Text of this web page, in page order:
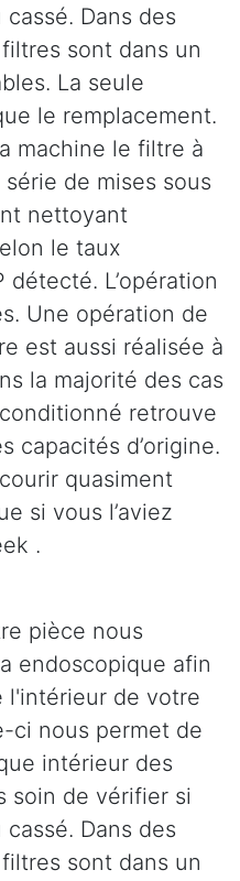
Dans des
sont dans un
La seule
le remplacement.
machine le filtre à
de mises sous
nettoyant
le taux
détecté. L’opération
Une opération de
est aussi réalisée à
la majorité des cas
retrouve
capacités d’origine.
quasiment
si vous l’aviez
.
pièce nous
endoscopique afin
l'intérieur de votre
ci nous permet de
intérieur des
soin de vérifier si
Dans des
sont dans un